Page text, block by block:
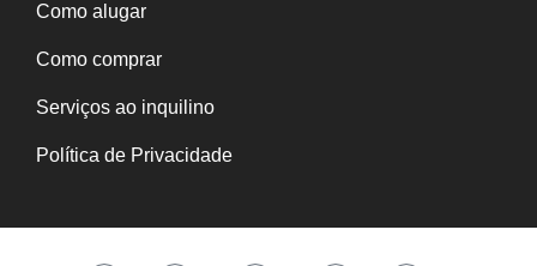
Como alugar
Como comprar
Serviços ao inquilino
Política de Privacidade